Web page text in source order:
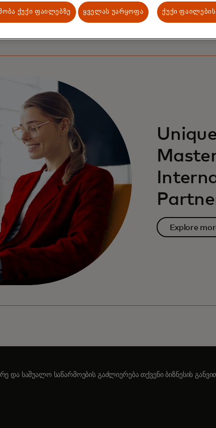
Terms and conditions
Explore
და საშუალო საწარმოების გაძლიერება თქვენი ბიზნესის
ქუქი ფაილებზე ყველას უარყოფა ქუქი